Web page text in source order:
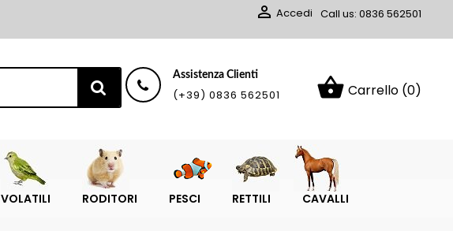
 Accedi Call us: 0836 562501
shopping_basket Carrello (0)
Assistenza Clienti
(+39) 0836 562501
VOLATILI RODITORI PESCI RETTILI CAVALLI